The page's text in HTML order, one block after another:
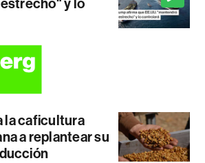
la caficultura
a replantear su